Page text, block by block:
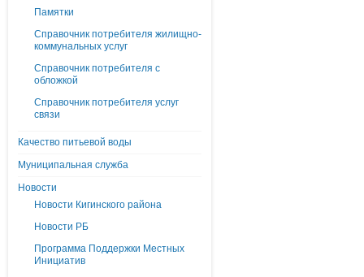
Памятки
Справочник потребителя жилищно-
коммунальных услуг
Справочник потребителя с
обложкой
Справочник потребителя услуг
связи
Качество питьевой воды
Муниципальная служба
Новости
Новости Кигинского района
Новости РБ
Программа Поддержки Местных
Инициатив